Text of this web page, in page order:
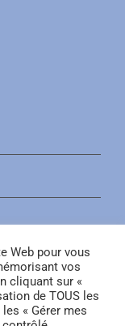
Web pour vous
vos
cliquant sur «
de TOUS les
« Gérer mes